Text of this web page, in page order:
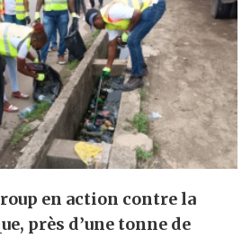
en action contre la
près d’une tonne de